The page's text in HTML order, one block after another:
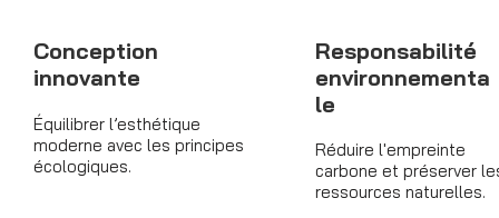
Conception
innovante
Équilibrer l’esthétique
moderne avec les principes
écologiques.
Responsabilité
environnementa
le
Réduire l'empreinte
carbone et préserver
ressources naturelles.